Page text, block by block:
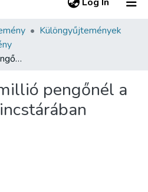
Különgyűjtemények
Látogatás 63 millió pengőnél a főváros acél-kincstárában
pengőnél a